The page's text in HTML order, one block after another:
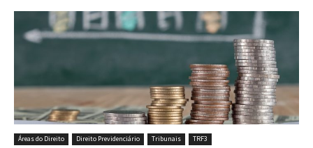
Áreas do Direito Direito Previdenciário Tribunais TRF3